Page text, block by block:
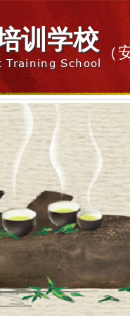
训学校
Training School
（